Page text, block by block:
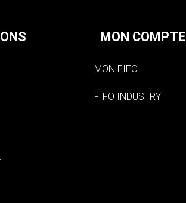
MON COMPTE
MON FIFO
FIFO INDUSTRY